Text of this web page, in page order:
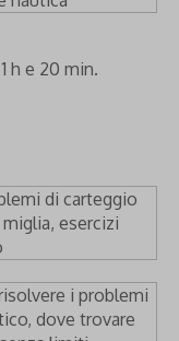
h e 20 min.